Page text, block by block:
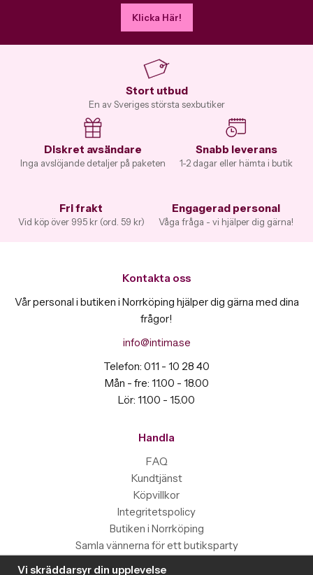
Klicka Här!
Stort utbud
En av Sveriges största sexbutiker
Diskret avsändare
Inga avslöjande detaljer på paketen
Snabb leverans
1-2 dagar eller hämta i butik
Fri frakt
Vid köp över 995 kr (ord. 59 kr)
Engagerad personal
Våga fråga - vi hjälper dig gärna!
Kontakta oss
Vår personal i butiken i Norrköping hjälper dig gärna med dina
frågor!
info@intima.se
Telefon: 011 - 10 28 40
Mån - fre: 11.00 - 18.00
Lör: 11.00 - 15.00
Handla
FAQ
Kundtjänst
Köpvillkor
Integritetspolicy
Butiken i Norrköping
Samla vännerna för ett butiksparty
Vi skräddarsyr din upplevelse